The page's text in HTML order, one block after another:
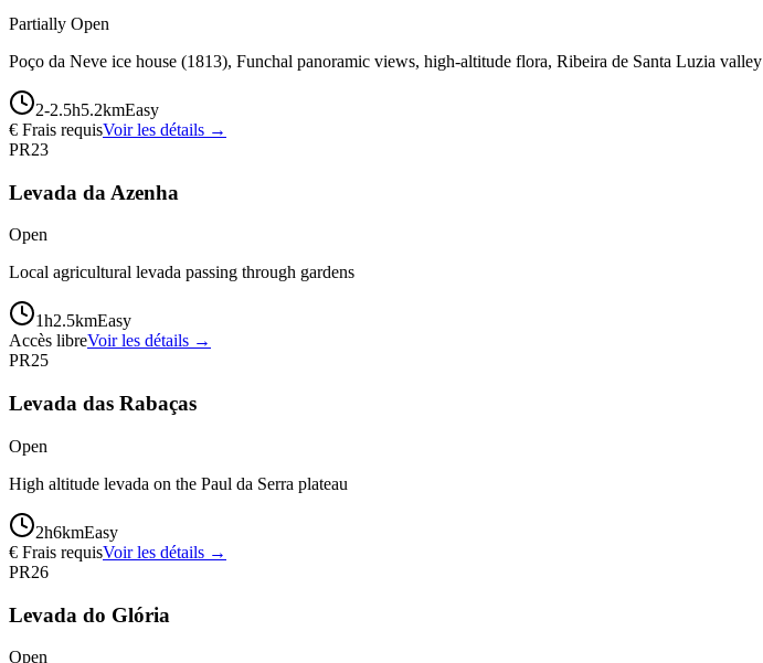
Partially Open
Poço da Neve ice house (1813), Funchal panoramic views, high-altitude flora, Ribeira de Santa Luzia valley
2-2.5h5.2kmEasy
€ Frais requisVoir les détails →
PR23
Levada da Azenha
Open
Local agricultural levada passing through gardens
1h2.5kmEasy
Accès libreVoir les détails →
PR25
Levada das Rabaças
Open
High altitude levada on the Paul da Serra plateau
2h6kmEasy
€ Frais requisVoir les détails →
PR26
Levada do Glória
Open